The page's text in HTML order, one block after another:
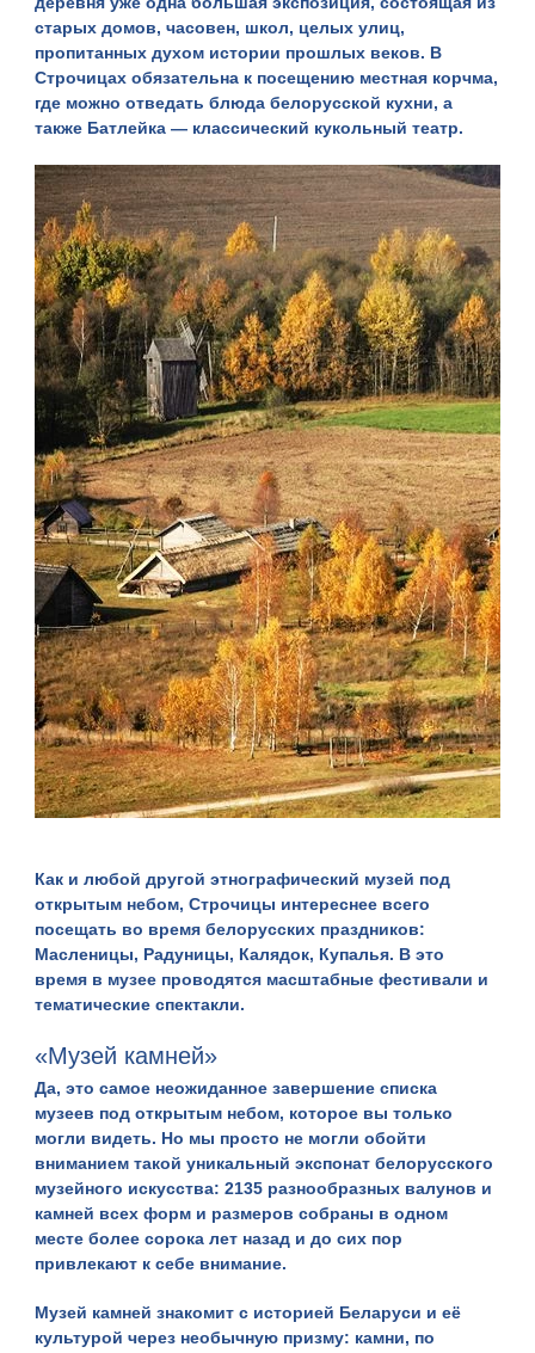
старых домов, часовен, школ, целых улиц,
пропитанных духом истории прошлых веков. В
Строчицах обязательна к посещению местная корчма,
где можно отведать блюда белорусской кухни, а
также Батлейка — классический кукольный театр.
Как и любой другой этнографический музей под
открытым небом, Строчицы интереснее всего
посещать во время белорусских праздников:
Масленицы, Радуницы, Калядок, Купалья. В это
время в музее проводятся масштабные фестивали и
тематические спектакли.
«Музей камней»
Да, это самое неожиданное завершение списка
музеев под открытым небом, которое вы только
могли видеть. Но мы просто не могли обойти
вниманием такой уникальный экспонат белорусского
музейного искусства: 2135 разнообразных валунов и
камней всех форм и размеров собраны в одном
месте более сорока лет назад и до сих пор
привлекают к себе внимание.
Музей камней знакомит с историей Беларуси и её
культурой через необычную призму: камни, по